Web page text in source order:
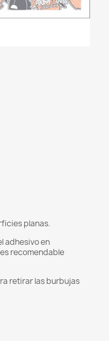
planas.
adhesivo en
recomendable
retirar las burbujas